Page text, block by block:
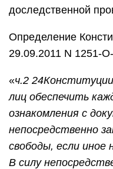
доследственной
Определение
29.09.2011 N 1251-
«ч.2 24
лиц обеспечить
ознакомления с
непосредственно
свободы, если иное
В силу